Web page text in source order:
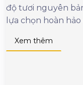
độ tươi nguyên
lựa chọn hoàn
Xem thêm